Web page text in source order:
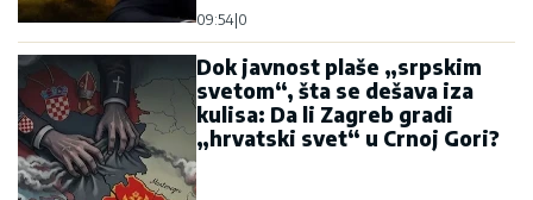
09:54 0
Dok javnost plaše „srpskim
svetom“, šta se dešava iza
kulisa: Da li Zagreb gradi
„hrvatski svet“ u Crnoj Gori?